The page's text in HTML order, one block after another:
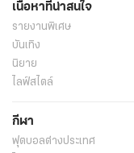
เนื้อหาที่น่าสนใจ
รายงานพิเศษ
บันเทิง
นิยาย
ไลฟ์สไตล์
กีฬา
ฟุตบอลต่่างประเทศ